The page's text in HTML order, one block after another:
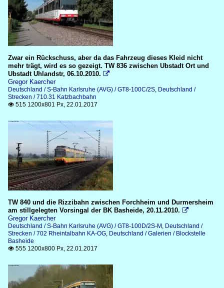
Zwar ein Rückschuss, aber da das Fahrzeug dieses Kleid nicht
mehr trägt, wird es so gezeigt. TW 836 zwischen Ubstadt Ort und
Ubstadt Uhlandstr, 06.10.2010. 
Gregor Kaercher
Deutschland / S-Bahn Karlsruhe (AVG) / GT8-100C/2S, Deutschland /
Strecken / 710.31 Katzbachbahn
 515 1200x801 Px, 22.01.2017
TW 840 und die Rizzibahn zwischen Forchheim und Durmersheim
am stillgelegten Vorsingal der BK Basheide, 20.11.2010. 
Gregor Kaercher
Deutschland / S-Bahn Karlsruhe (AVG) / GT8-100D/2S-M , Deutschland /
Strecken / 702 Rheintalbahn KA-OG, Deutschland / Galerien / Blockstelle
Basheide
 555 1200x800 Px, 22.01.2017